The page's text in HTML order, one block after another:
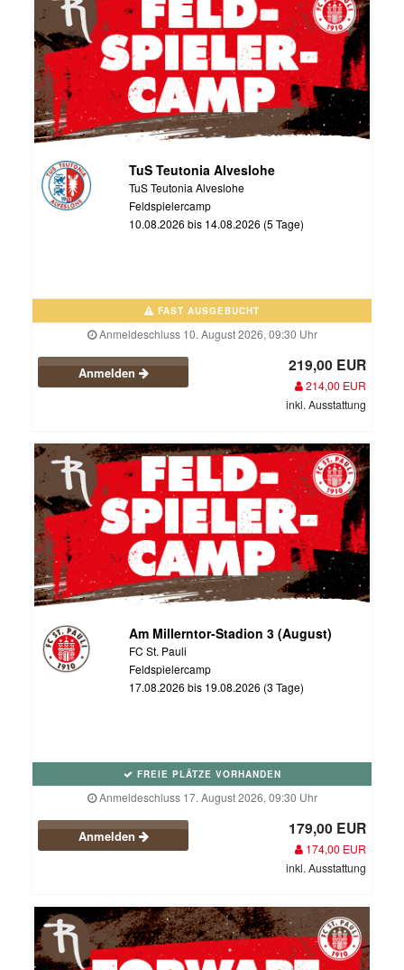
TuS Teutonia Alveslohe
TuS Teutonia Alveslohe
Feldspielercamp
10.08.2026 bis 14.08.2026 (5 Tage)
FAST AUSGEBUCHT
Anmeldeschluss 10. August 2026, 09:30 Uhr
Anmelden 219,00 EUR
214,00 EUR
inkl. Ausstattung
Am Millerntor-Stadion 3 (August)
FC St. Pauli
Feldspielercamp
17.08.2026 bis 19.08.2026 (3 Tage)
FREIE PLÄTZE VORHANDEN
Anmeldeschluss 17. August 2026, 09:30 Uhr
Anmelden 179,00 EUR
174,00 EUR
inkl. Ausstattung